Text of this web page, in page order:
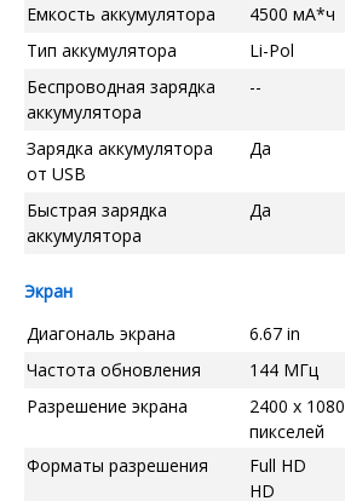
Емкость аккумулятора
4500 мА*ч
Тип аккумулятора
Li-Pol
Беспроводная зарядка
аккумулятора
--
Зарядка аккумулятора
от USB
Да
Быстрая зарядка
аккумулятора
Да
Экран
Диагональ экрана
6.67 in
Частота обновления
144 МГц
Разрешение экрана
2400 x 1080
пикселей
Форматы разрешения
Full HD
HD